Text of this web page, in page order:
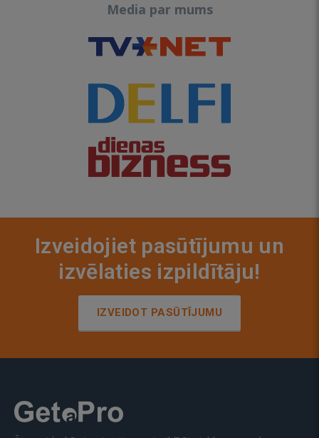
Media par mums
Izveidojiet pasūtījumu un
izvēlaties izpildītāju!
IZVEIDOT PASŪTĪJUMU